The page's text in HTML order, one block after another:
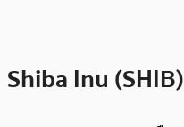
Shiba Inu (SHIB)